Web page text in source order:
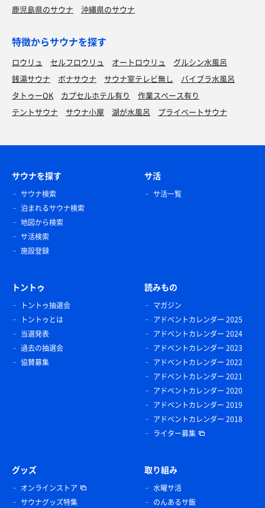
鹿児島県のサウナ
沖縄県のサウナ
特徴からサウナを探す
ロウリュ セルフロウリュ オートロウリュ
グルシン水風呂
銭湯サウナ
ボナサウナ サウナ室テレビ無し
バイブラ水風呂
タトゥーOK
カプセルホテル有り
作業スペース有り
テントサウナ
サウナ小屋 湖が水風呂 プライベートサウナ
サウナを探す
サウナ検索
泊まれるサウナ検索
地図から検索
サ活検索
施設登録
サ活
サ活一覧
トントゥ
トントゥ抽選会
トントゥとは
当選発表
過去の抽選会
協賛募集
読みもの
マガジン
アドベントカレンダー 2025
アドベントカレンダー 2024
アドベントカレンダー 2023
アドベントカレンダー 2022
アドベントカレンダー 2021
アドベントカレンダー 2020
アドベントカレンダー 2019
アドベントカレンダー 2018
ライター募集
グッズ
オンラインストア
サウナグッズ特集
取り組み
水曜サ活
のんあるサ飯